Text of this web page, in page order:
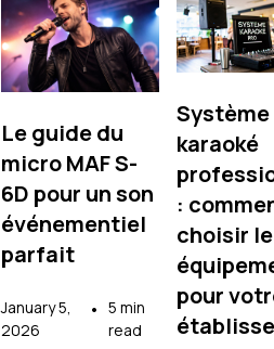
Le guide du
micro MAF S-
6D pour un son
événementiel
parfait
January 5,
2026
• 5 min
read
Système
karaoké
:
choisir
pour